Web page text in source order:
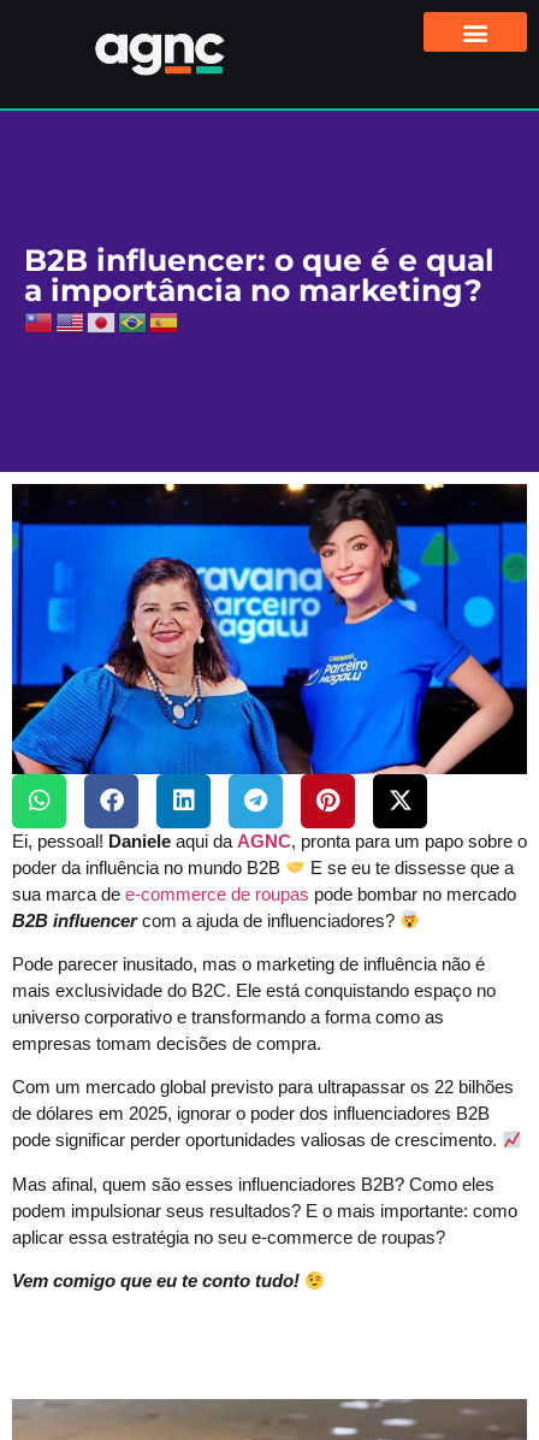
B2B influencer: o que é e qual
a importância no marketing?
Ei, pessoal! Daniele aqui da AGNC, pronta para um papo sobre o
poder da influência no mundo B2B
E se eu te dissesse que a
sua marca de e-commerce de roupas pode bombar no mercado
B2B influencercom a ajuda de influenciadores?
Pode parecer inusitado, mas o marketing de influência não é
mais exclusividade do B2C. Ele está conquistando espaço no
universo corporativo e transformando a forma como as
empresas tomam decisões de compra.
Com um mercado global previsto para ultrapassar os 22 bilhões
de dólares em 2025, ignorar o poder dos influenciadores B2B
pode significar perder oportunidades valiosas de crescimento.
Mas afinal, quem são esses influenciadores B2B? Como eles
podem impulsionar seus resultados? E o mais importante: como
aplicar essa estratégia no seu e-commerce de roupas?
Vem comigo que eu te conto tudo!